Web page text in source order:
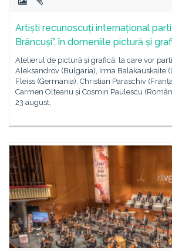
Artiști recunoscuți internațional
Brâncuși”, în domeniile pictură și
Atelierul de pictură și grafică, la care vor
Aleksandrov (Bulgaria), Irma Balakauskaite
Fleiss (Germania), Christian Paraschiv
Carmen Olteanu și Cosmin Paulescu
23 august,